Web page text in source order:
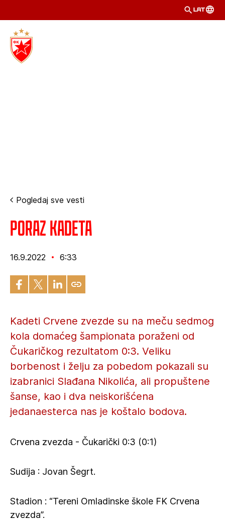
LAT
Pogledaj sve vesti
Poraz kadeta
16.9.2022 6:33
Kadeti Crvene zvezde su na meču sedmog
kola domaćeg šampionata poraženi od
Čukaričkog rezultatom 0:3. Veliku
borbenost i želju za pobedom pokazali su
izabranici Slađana Nikolića, ali propuštene
šanse, kao i dva neiskorišćena
jedanaesterca nas je koštalo bodova.
Crvena zvezda - Čukarički 0:3 (0:1)
Sudija : Jovan Šegrt.
Stadion : “Tereni Omladinske škole FK Crvena
zvezda”.